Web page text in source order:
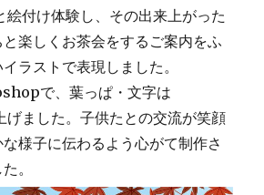
絵付け体験し、その出来上がった
楽しくお茶会をするご案内をふ
ラストで表現しました。
で、葉っぱ・文字は
ました。子供たとの交流が笑顔
様子に伝わるよう心がて制作さ
。